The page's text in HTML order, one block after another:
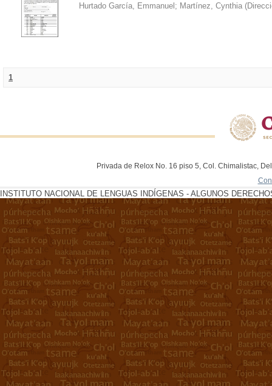
Hurtado García, Emmanuel ; Martínez, Cynthia (
1
Privada de Relox No. 16 piso 5, Col. Chimalistac,
INSTITUTO NACIONAL DE LENGUAS INDÍGENAS - ALGUNOS